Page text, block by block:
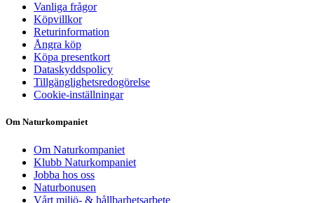
Vanliga frågor
Köpvillkor
Returinformation
Ångra köp
Köpa presentkort
Dataskyddspolicy
Tillgänglighetsredogörelse
Cookie-inställningar
Om Naturkompaniet
Om Naturkompaniet
Klubb Naturkompaniet
Jobba hos oss
Naturbonusen
Vårt miljö- & hållbarhetsarbete